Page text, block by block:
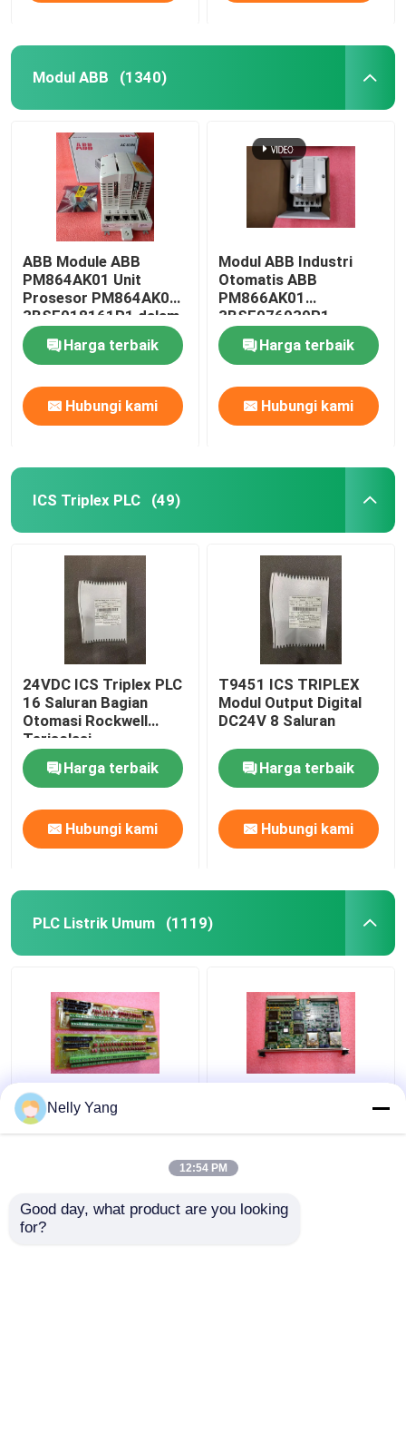
Modul ABB (1340)
ABB Module ABB
PM864AK01 Unit
Prosesor PM864AK01
3BSE018161R1 dalam
stok
Harga terbaik
Hubungi kami
Modul ABB Industri
Otomatis ABB
PM866AK01
3BSE076939R1
Harga terbaik
Hubungi kami
ICS Triplex PLC (49)
24VDC ICS Triplex PLC
16 Saluran Bagian
Otomasi Rockwell
Terisolasi
Harga terbaik
Hubungi kami
T9451 ICS TRIPLEX
Modul Output Digital
DC24V 8 Saluran
Harga terbaik
Hubungi kami
PLC Listrik Umum (1119)
DS200SIOBH1A
General Electric PLC
VI
Nelly Yang
12:54 PM
Good day, what product are you looking
for?